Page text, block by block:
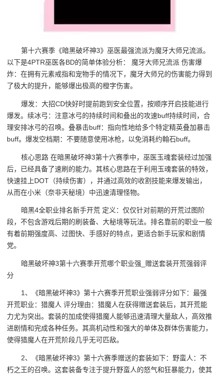
第十六赛季《暗黑破坏神3》巫医最强流派为魔牙大师兄流派。
以下是4PTR巫医各BD的简单体验分析： 魔牙大师兄流派 伤害爆
炸：在拥有元素戒指和宠物手的情况下，魔牙大师兄的伤害能力得到
了极大的提升，能够爆出极高的橙字伤害。
爆发：大招CD快好时提前跑到安全位置，按顺序开启技能进行
爆发。续冰弓：注意冰弓的持续时间和叠出的攻速buff持续时间，合
理安排冰弓的召唤。叠暴击buff：指向性地给多个特定精英叠加暴击
buff。爆发空档期：不要随意使用冰枪，以免消耗约翰石buff。
核心思路 在暗黑破坏神3第十六赛季中，巫医玉魂套装经过加强
后，已经具备了速刷的能力。其核心思路在于利用玉魂套装的特效，
快速挂上DOT（持续伤害），并通过高效的收割技能来爆发输出，
从而在小米（奈非天秘境）中迅速清理怪物。
暗黑4全职业排名新手开荒 定义：仅仅针对前期的开荒过图阶
段，不包含游戏后期的刷装备、大秘境等玩法。排名靠前的职业一般
有着前期强度高、过图快、手感好的特点，更适合新手玩家和剧情
党。
暗黑破坏神3第十六赛季开荒哪个职业强_赠送套装开荒强弱评
分
1、《暗黑破坏神3》第十六赛季开荒职业强弱评分如下：最强
开荒职业：猎魔人 评分理由：猎魔人在获得赠送套装后，其开荒能
力尤为突出。套装的加成使得猎魔人能够迅速清理大量敌人，高效推
进剧情和完成各种任务。其高机动性和强大的单体及群体伤害能力，
使得猎魔人在开荒阶段几乎无可匹敌。
2、《暗黑破坏神3》第十六赛季赠送的套装如下：野蛮人：不
朽之王的召唤。这套装备专注于提升野蛮人的怒气和狂暴能力，使其